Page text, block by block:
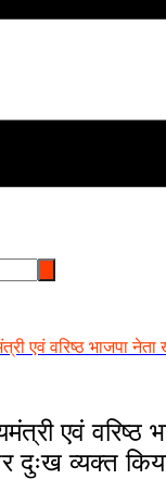
एवं वरिष्ठ भाजपा
एवं वरिष्ठ
दुःख व्यक्त